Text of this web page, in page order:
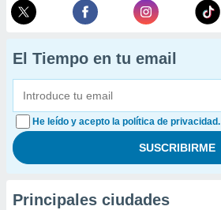
El Tiempo en tu email
He leído y acepto la política de privacidad.
Principales ciudades